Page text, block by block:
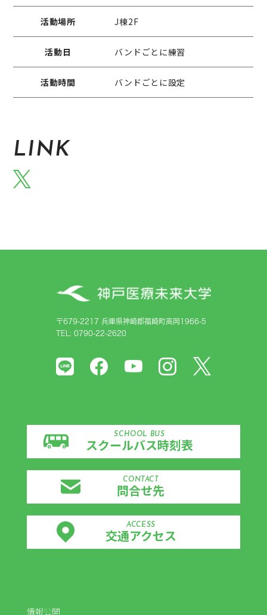
活動場所 J棟2F
活動日 バンドごとに練習
活動時間 バンドごとに設定
LINK
〒679-2217 兵庫県神崎郡福崎町高岡1966-5
TEL: 0790-22-2620
SCHOOL BUS
スクールバス時刻表
CONTACT
問合せ先
ACCESS
交通アクセス
情報公開